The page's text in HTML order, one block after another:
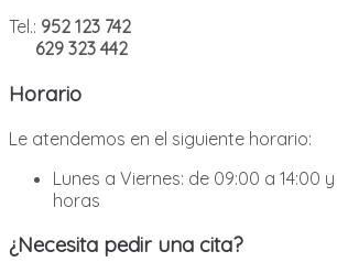
Tel.: 952 123 742
629 323 442
Horario
Le atendemos en el siguiente horario:
Lunes a Viernes: de 09:00 a 14:00
horas
¿Necesita pedir una cita?